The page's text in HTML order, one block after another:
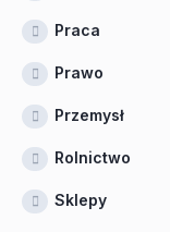
Praca
Prawo
Przemysł
Rolnictwo
Sklepy